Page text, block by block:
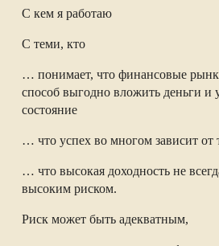
С кем я работаю
С теми, кто
… понимает, что финансовые
способ выгодно вложить деньги и
состояние
… что успех во многом зависит от
… что высокая доходность не
высоким риском.
Риск может быть адекватным,